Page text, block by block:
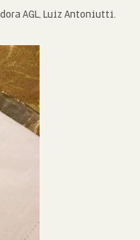
AGL, Luiz Antoniutti.